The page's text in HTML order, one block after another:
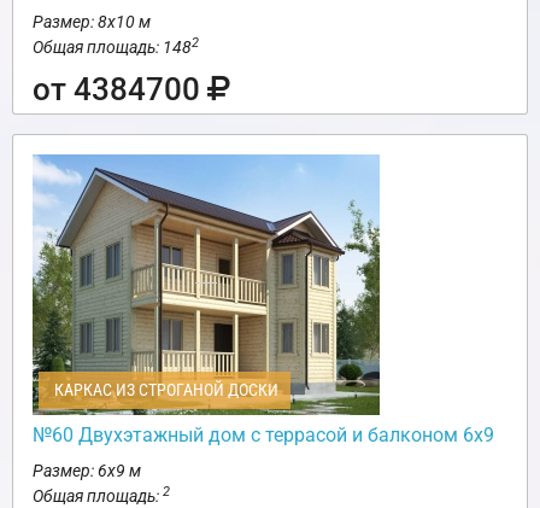
Размер: 8х10 м
Общая площадь: 1482
от 4384700
КАРКАС ИЗ СТРОГАНОЙ ДОСКИ
№60 Двухэтажный дом с террасой и балконом 6х9
Размер: 6х9 м
Общая площадь: 2